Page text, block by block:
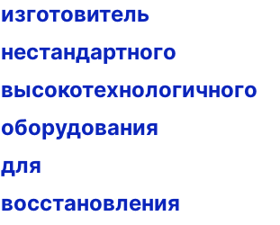
изготовитель
нестандартного
высокотехнологичного
оборудования
для
восстановления